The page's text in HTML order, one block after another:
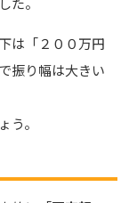
は「２００万円
振り幅は大きい
う。